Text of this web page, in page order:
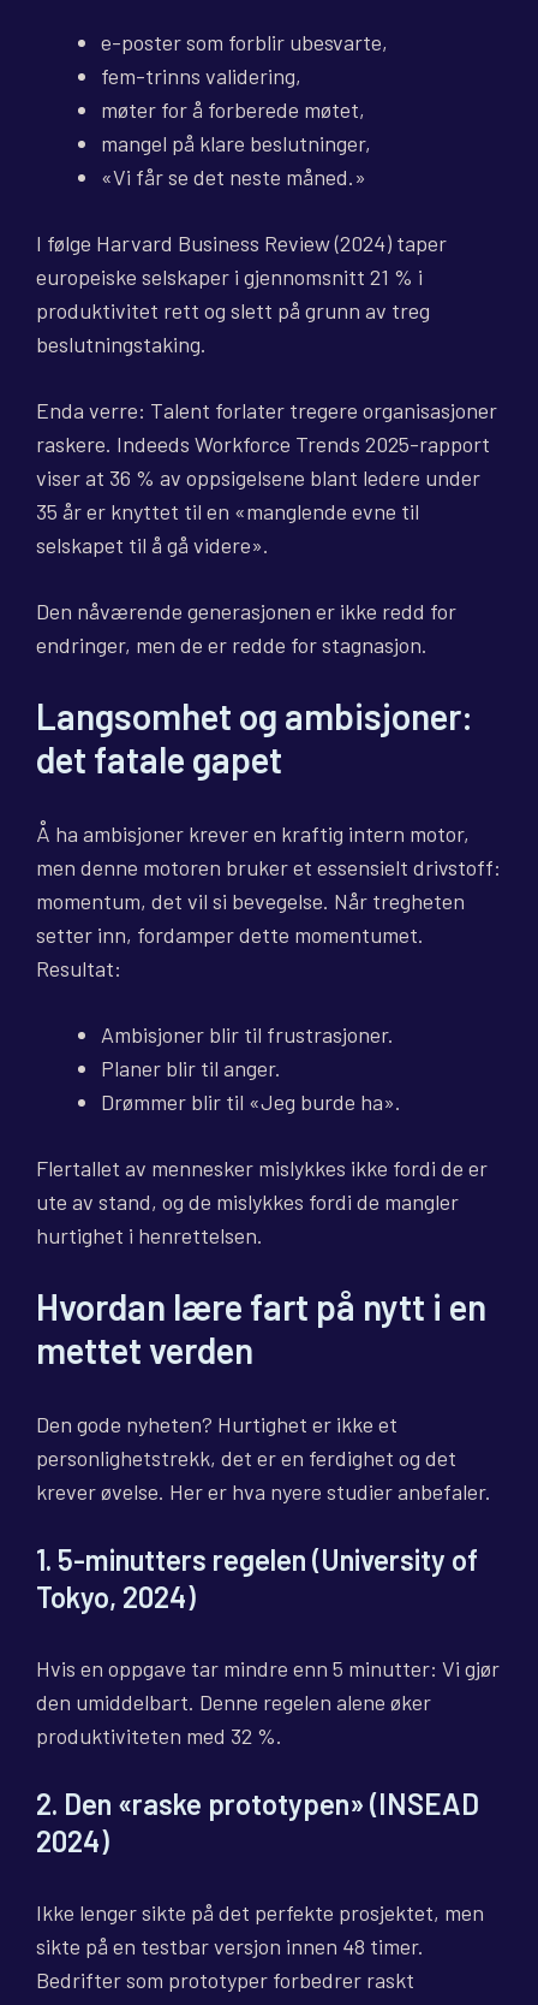
e-poster som forblir ubesvarte,
fem-trinns validering,
møter for å forberede møtet,
mangel på klare beslutninger,
«Vi får se det neste måned.»
I følge Harvard Business Review (2024) taper
europeiske selskaper i gjennomsnitt 21 % i
produktivitet rett og slett på grunn av treg
beslutningstaking.
Enda verre: Talent forlater tregere organisasjoner
raskere. Indeeds Workforce Trends 2025-rapport
viser at 36 % av oppsigelsene blant ledere under
35 år er knyttet til en «manglende evne til
selskapet til å gå videre».
Den nåværende generasjonen er ikke redd for
endringer, men de er redde for stagnasjon.
Langsomhet og ambisjoner:
det fatale gapet
Å ha ambisjoner krever en kraftig intern motor,
men denne motoren bruker et essensielt drivstoff:
momentum, det vil si bevegelse. Når tregheten
setter inn, fordamper dette momentumet.
Resultat:
Ambisjoner blir til frustrasjoner.
Planer blir til anger.
Drømmer blir til «Jeg burde ha».
Flertallet av mennesker mislykkes ikke fordi de er
ute av stand, og de mislykkes fordi de mangler
hurtighet i henrettelsen.
Hvordan lære fart på nytt i en
mettet verden
Den gode nyheten? Hurtighet er ikke et
personlighetstrekk, det er en ferdighet og det
krever øvelse. Her er hva nyere studier anbefaler.
1. 5-minutters regelen (University of
Tokyo, 2024)
Hvis en oppgave tar mindre enn 5 minutter: Vi gjør
den umiddelbart. Denne regelen alene øker
produktiviteten med 32 %.
2. Den «raske prototypen» (INSEAD
2024)
Ikke lenger sikte på det perfekte prosjektet, men
sikte på en testbar versjon innen 48 timer.
Bedrifter som prototyper forbedrer raskt